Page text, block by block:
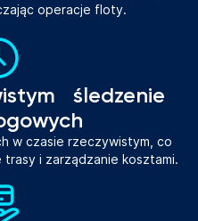
operacje floty.
śledzenie
w czasie rzeczywistym, co
i zarządzanie kosztami.